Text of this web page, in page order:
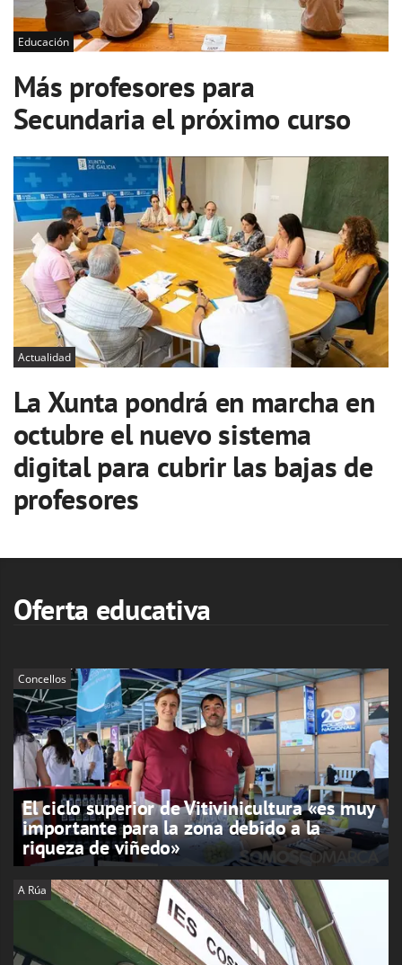
Educación
Más profesores para
Secundaria el próximo curso
Actualidad
La Xunta pondrá en marcha en
octubre el nuevo sistema
digital para cubrir las bajas de
profesores
Oferta educativa
Concellos
El ciclo superior de Vitivinicultura «es muy
importante para la zona debido a la
riqueza de viñedo»
A Rúa